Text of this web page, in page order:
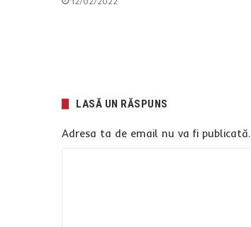
LASĂ UN RĂSPUNS
Adresa ta de email nu va fi publicată.